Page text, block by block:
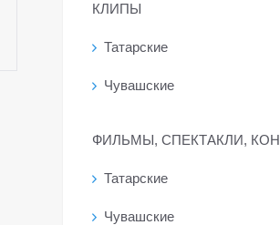
КЛИПЫ
Татарские
Чувашские
ФИЛЬМЫ, СПЕКТАКЛИ,
Татарские
Чувашские